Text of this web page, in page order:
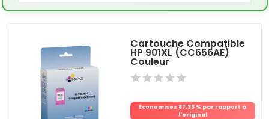
Cartouche Compatible
HP 901XL (CC656AE)
Couleur
Économisez 87,33 % par rapport à
l'original